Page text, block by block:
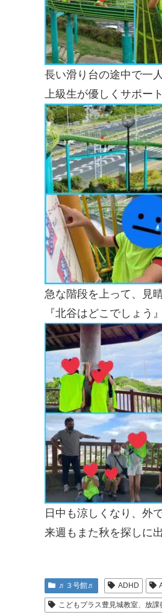
長い滑り台の途中で一
上級生が優しくサポー
急な階段を上って、見
『北谷はどこでしょう
日中も涼しくなり、外
来週もまた秋を探しに
♬３号館♬ ADHD
こどもプラス豊見城教室、放課